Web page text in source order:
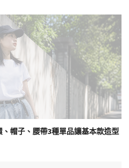
帽子、腰帶3種單品讓基本款造型